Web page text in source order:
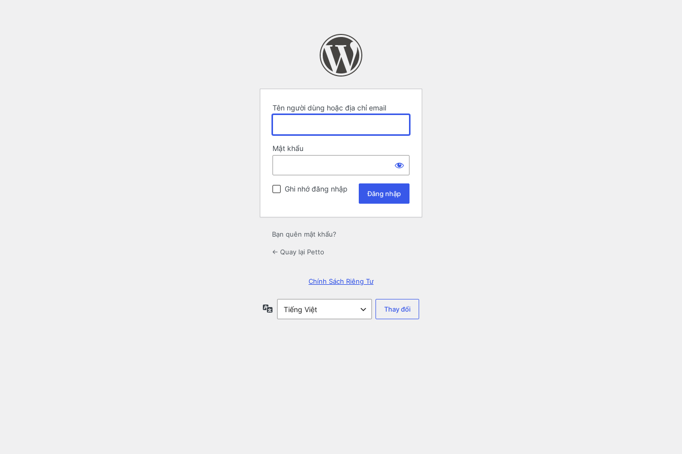
Tên người dùng hoặc địa chỉ email
Mật khẩu
Ghi nhớ đăng nhập
Bạn quên mật khẩu?
← Quay lại Petto
Chính Sách Riêng Tư
Ngôn
ngữ